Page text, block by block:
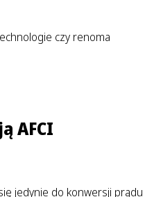
czy renoma
AFCI
jedynie do konwersji prądu